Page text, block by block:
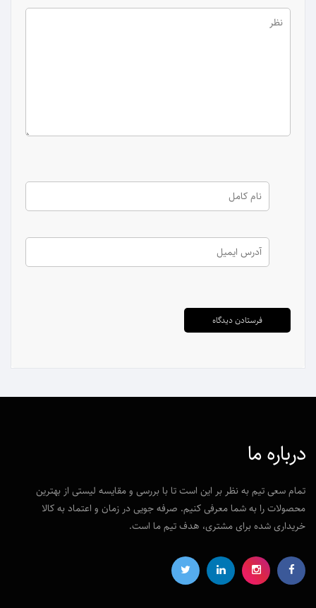
درباره ما
تمام سعی تیم به نظر بر این است تا با بررسی و مقایسه لیستی از بهترین
محصولات را به شما معرفی کنیم. صرفه جویی در زمان و اعتماد به کالا
خریداری شده برای مشتری، هدف تیم ما است.